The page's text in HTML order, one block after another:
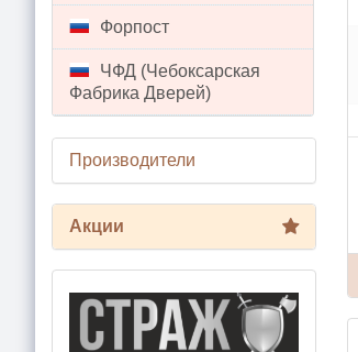
Форпост
ЧФД (Чебоксарская
Фабрика Дверей)
Производители
Акции